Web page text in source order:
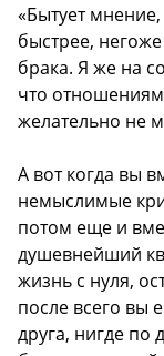
«Бытует
быстрее,
брака. Я же на
что
желательно не
А вот когда вы
немыслимые
потом еще и
душевнейший
жизнь с нуля,
после всего вы
друга, нигде по